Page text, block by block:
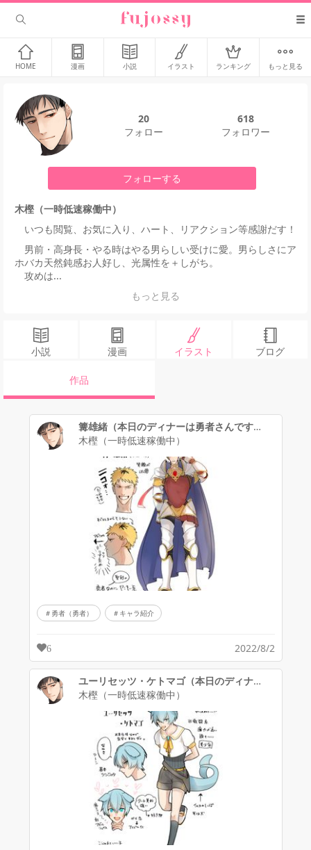
HOME 漫画 小説 イラスト ランキング もっと見る
20
フォロー
618
フォロワー
フォローする
木樫（一時低速稼働中）
いつも閲覧、お気に入り、ハート、リアクション等感謝だす！
男前・高身長・やる時はやる男らしい受けに愛。男らしさにア
ホバカ天然鈍感お人好し、光属性を＋しがち。
攻めは...
もっと見る
小説 漫画 イラスト ブログ
作品
篝雄緒（本日のディナーは勇者さんです。）
木樫（一時低速稼働中）
勇者（勇者） キャラ紹介
6 2022/8/2
ユーリセッツ・ケトマゴ（本日のディナーは勇者さんです。）
木樫（一時低速稼働中）